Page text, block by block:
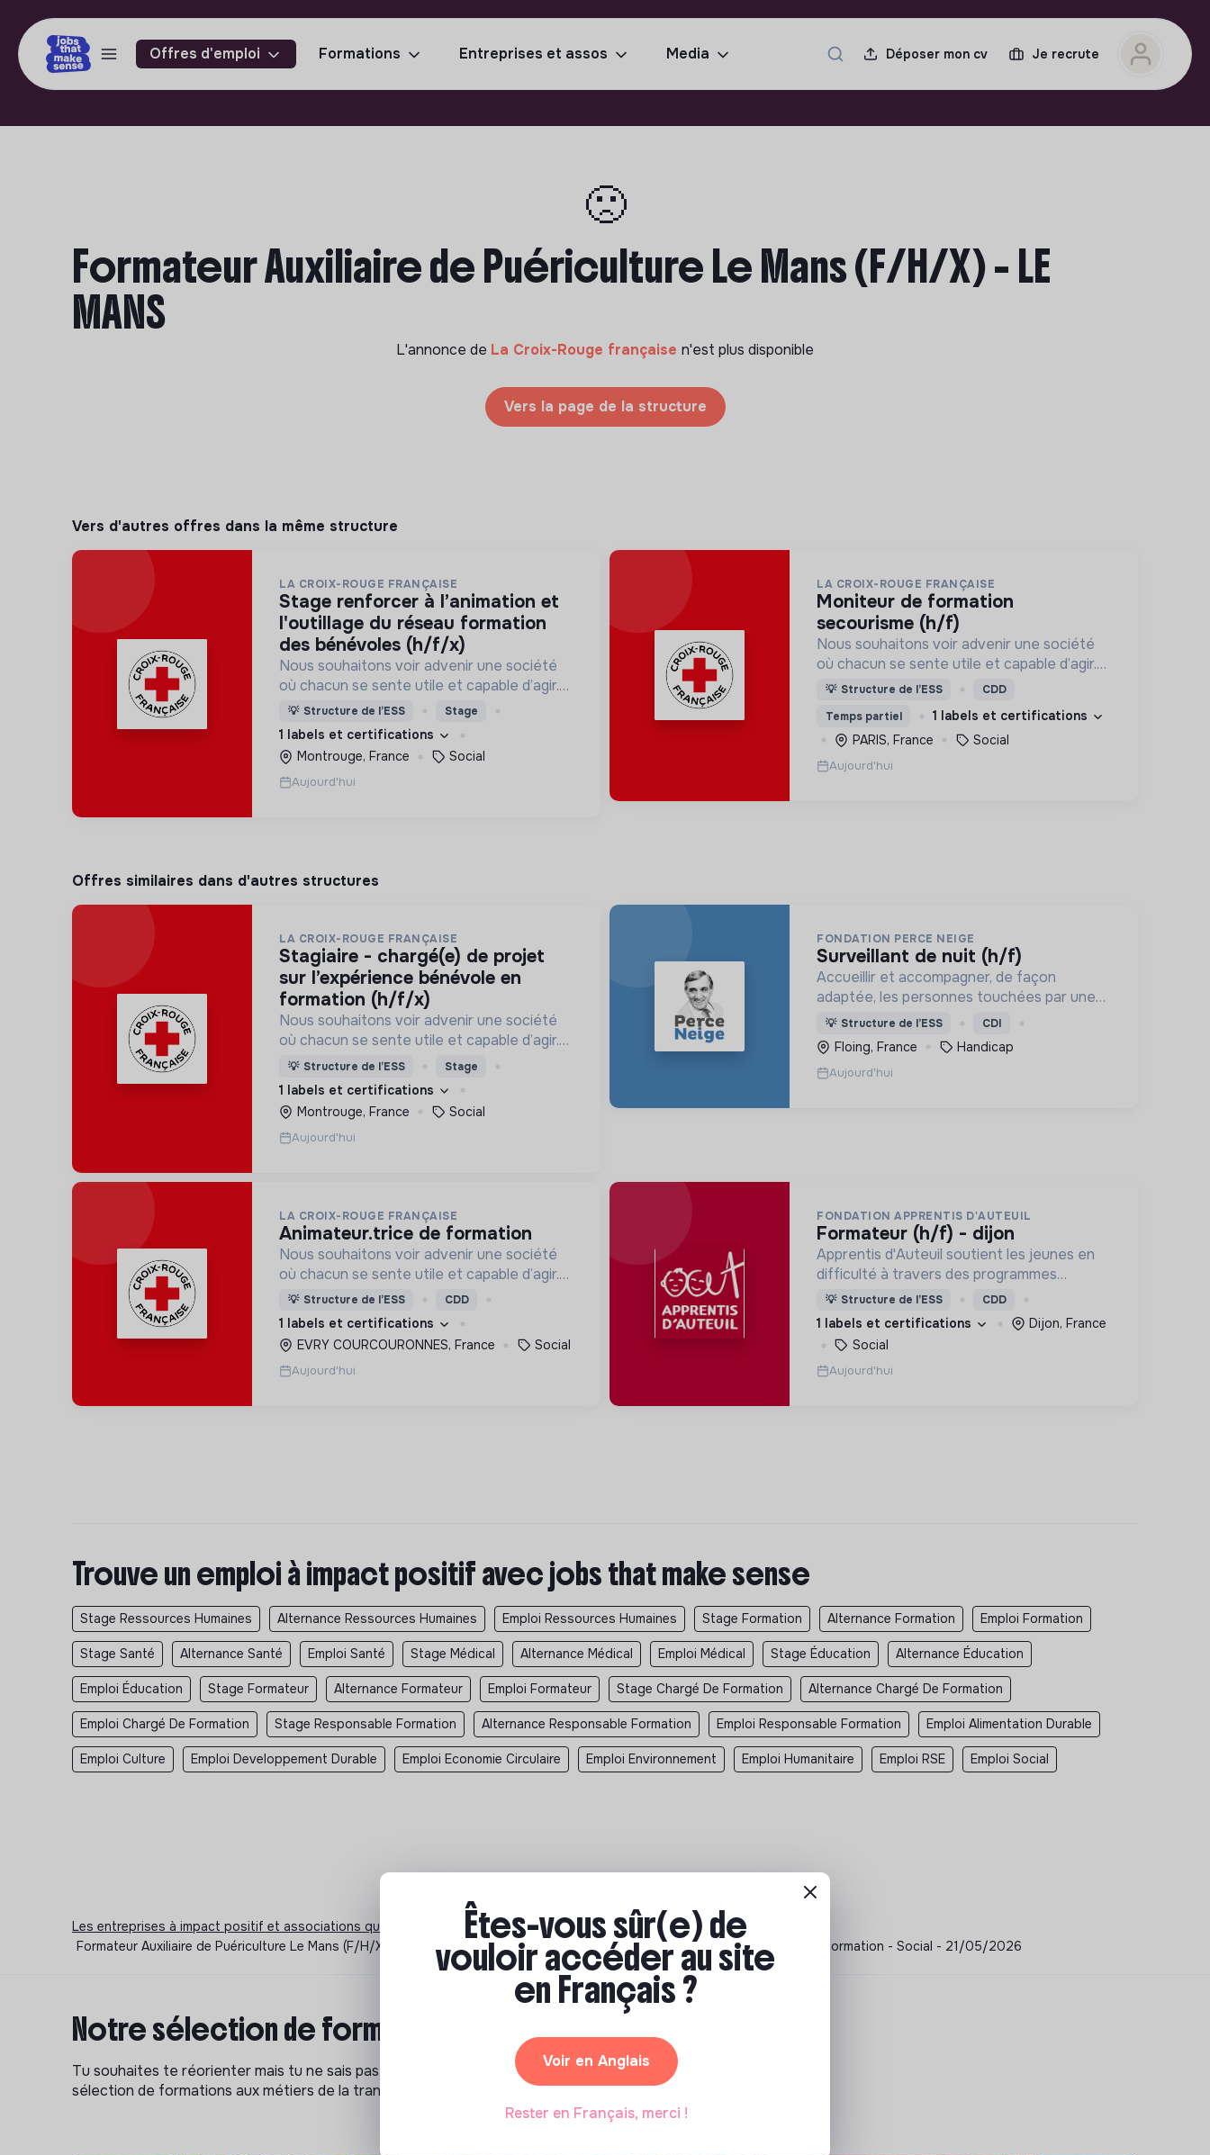
Offres d'emploi Formations Entreprises et assos Media Déposer mon cv Je recrute
🙁
Formateur Auxiliaire de Puériculture Le Mans (F/H/X) - LE
MANS
L'annonce de La Croix-Rouge française n'est plus disponible
Vers la page de la structure
Vers d'autres offres dans la même structure
LA CROIX-ROUGE FRANÇAISE
stage renforcer à l’animation et
l'outillage du réseau formation
des bénévoles (h/f/x)
Nous souhaitons voir advenir une société
où chacun se sente utile et capable d’agir.
Pour cela, nous proposons des moyens et
des lieux d’engagement innovants et
adaptés à tous.
💡 Structure de l’ESS Stage
1 labels et certifications
Montrouge, France
Social
Aujourd'hui
LA CROIX-ROUGE FRANÇAISE
moniteur de formation
secourisme (h/f)
Nous souhaitons voir advenir une société
où chacun se sente utile et capable d’agir.
Pour cela, nous proposons des moyens et
adaptés à tous.
💡 Structure de l’ESS
CDD
Temps partiel
1 labels et certifications
PARIS, France
Social
Aujourd'hui
Offres similaires dans d'autres structures
LA CROIX-ROUGE FRANÇAISE
stagiaire - chargé(e) de projet
sur l’expérience bénévole en
formation (h/f/x)
Nous souhaitons voir advenir une société
où chacun se sente utile et capable d’agir.
Pour cela, nous proposons des moyens et
des lieux d’engagement innovants et
adaptés à tous.
💡 Structure de l’ESS Stage
1 labels et certifications
Montrouge, France
Social
Aujourd'hui
FONDATION PERCE NEIGE
surveillant de nuit (h/f)
Accueillir et accompagner, de façon
adaptée, les personnes touchées par une
déficience mentale, un handicap physique
ou psychique
💡 Structure de l’ESS CDI
Floing, France Handicap
Aujourd'hui
LA CROIX-ROUGE FRANÇAISE
animateur.trice de formation
Nous souhaitons voir advenir une société
où chacun se sente utile et capable d’agir.
Pour cela, nous proposons des moyens et
des lieux d’engagement innovants et
adaptés à tous.
💡 Structure de l’ESS CDD
1 labels et certifications
EVRY COURCOURONNES, France
Social
Aujourd'hui
FONDATION APPRENTIS D'AUTEUIL
formateur (h/f) - dijon
Apprentis d'Auteuil soutient les jeunes en
difficulté à travers des programmes
d’accueil, d’éducation, de formation et
d’insertion pour leur permettre de devenir
des hommes et des femmes debout.
💡 Structure de l’ESS CDD
1 labels et certifications
Dijon, France
Social
Aujourd'hui
Trouve un emploi à impact positif avec jobs that make sense
Stage Ressources Humaines Alternance Ressources Humaines Emploi Ressources Humaines Stage Formation Alternance Formation Emploi Formation
Stage Santé Alternance Santé Emploi Santé Stage Médical Alternance Médical Emploi Médical Stage Éducation Alternance Éducation
Emploi Éducation Stage Formateur Alternance Formateur Emploi Formateur Stage Chargé De Formation Alternance Chargé De Formation
Emploi Chargé De Formation Stage Responsable Formation Alternance Responsable Formation Emploi Responsable Formation Emploi Alimentation Durable
Emploi Culture Emploi Developpement Durable Emploi Economie Circulaire Emploi Environnement Emploi Humanitaire Emploi RSE Emploi Social
Les entreprises à impact positif et associations qui recrutent La Croix-Rouge française recrutement
>
Formateur Auxiliaire de Puériculture Le Mans (F/H/X) - LE MANS - CDD - Auxiliaire de vie sociale, Formateur interne, Chargé de formation - Social - 21/05/2026
Notre sélection de formations à impact
Tu souhaites te réorienter mais tu ne sais pas par où commencer ? Pas de panique, on te propose une
sélection de formations aux métiers de la transition écologique et solidaire !
Êtes-vous sûr(e) de
vouloir accéder au site
en Français ?
Voir en Anglais
Rester en Français, merci !